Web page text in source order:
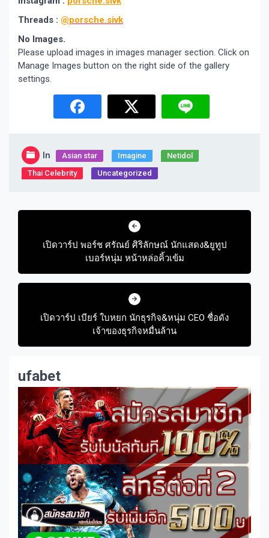
Threads : @porsche.sivk
No Images.
Please upload images in images manager section. Click on
Manage Images button on the right side of the gallery
settings.
In Asian star Imagine​
Netidol
Thai Celebrity
Uncategorized
Post
เปิดวาร์ป พอร์ช ศรัณย์ ศิริลักษณ์ นักแสดง&ยูทูป
เบอร์หนุ่ม หน้าหล่อคิ้วเข้ม
เปิดวาร์ป เบียร์ ใบหยก นักธุรกิจ&หนุ่ม CEO ชื่อดัง
เจ้าของธุรกิจหมื่นล้าน
ufabet